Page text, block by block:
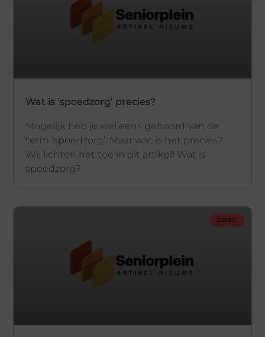
Wat is ‘spoedzorg’ precies?
Mogelijk heb je wel eens gehoord van de
term ‘spoedzorg’. Maar wat is het precies?
Wij lichten het toe in dit artikel! Wat is
spoedzorg?
ZORG